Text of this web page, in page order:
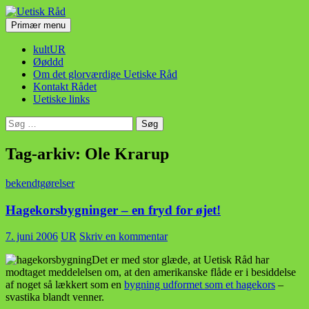
Hop
til
indhold
Uetisk Råd
SøgPrimær menu
kultUR
Øøddd
Om det glorværdige Uetiske Råd
Kontakt Rådet
Uetiske links
Søg
efter:
Tag-arkiv: Ole Krarup
bekendtgørelser
Hagekorsbygninger – en fryd for øjet!
7. juni 2006 UR Skriv en kommentar
Det er med stor glæde, at Uetisk Råd har
modtaget meddelelsen om, at den amerikanske flåde er i besiddelse
af noget så lækkert som en bygning udformet som et hagekors –
svastika blandt venner.